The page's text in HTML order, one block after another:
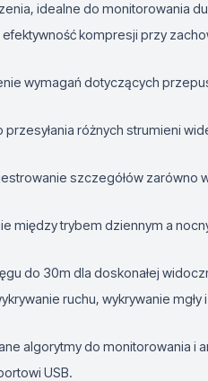
idealne do monitorowania
efektywność kompresji przy
wymagań dotyczących
różnych strumieni
szczegółów zarówno
między trybem dziennym a
do 30m dla doskonałej
ruchu, wykrywanie mgły
algorytmy do monitorowania i
USB.